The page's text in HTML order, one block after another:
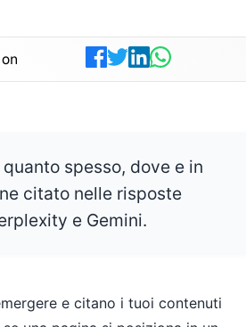
spesso, dove e in
citato nelle risposte
e Gemini.
e citano i tuoi contenuti